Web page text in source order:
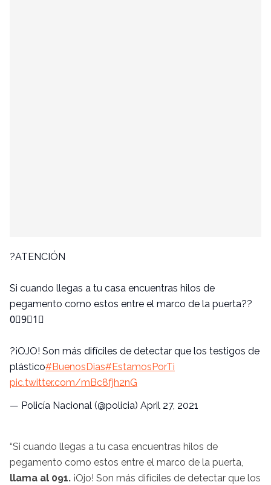
?ATENCIÓN
Si cuando llegas a tu casa encuentras hilos de
pegamento como estos entre el marco de la puerta??
0⃣9⃣1⃣
?¡OJO! Son más difíciles de detectar que los testigos de
plástico#BuenosDias#EstamosPorTi
pic.twitter.com/mBc8fjh2nG
— Policía Nacional (@policia) April 27, 2021
“Si cuando llegas a tu casa encuentras hilos de
pegamento como estos entre el marco de la puerta,
llama al 091. ¡Ojo! Son más difíciles de detectar que los